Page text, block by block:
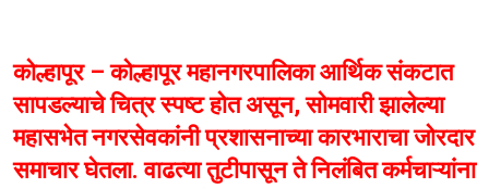
कोल्हापूर – कोल्हापूर महानगरपालिका आर्थिक संकटात
सापडल्याचे चित्र स्पष्ट होत असून, सोमवारी झालेल्या
महासभेत नगरसेवकांनी प्रशासनाच्या कारभाराचा जोरदार
समाचार घेतला. वाढत्या तुटीपासून ते निलंबित कर्मचाऱ्यांना